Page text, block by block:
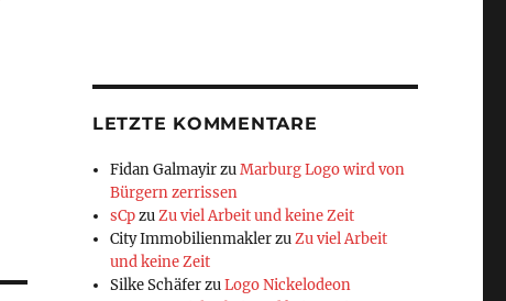
LETZTE KOMMENTARE
Fidan GalmayirzuMarburg Logo wird von
Bürgern zerrissen
sCpzuZu viel Arbeit und keine Zeit
City ImmobilienmaklerzuZu viel Arbeit
und keine Zeit
Silke SchäferzuLogo Nickelodeon